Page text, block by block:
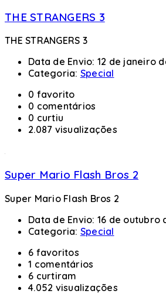
THE STRANGERS 3
THE STRANGERS 3
Data de Envio: 12 de janeiro
Categoria: Special
0 favorito
0 comentários
0 curtiu
2.087 visualizações
Super Mario Flash Bros 2
Super Mario Flash Bros 2
Data de Envio: 16 de outubro
Categoria: Special
6 favoritos
1 comentários
6 curtiram
4.052 visualizações